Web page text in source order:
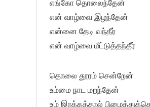
எங்கோ தொலைந்தேன்
என் வாழ்வை இழந்தேன்
என்னை தேடி வந்தீர்
என் வாழ்வை மீட்டுத்தந்தீர்
தொலை தூரம் சென்றேன்
உம்மை நாட மறந்தேன்
உம் இரக்கத்தால்